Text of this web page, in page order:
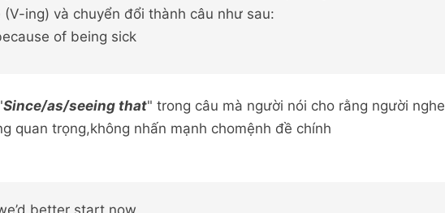
ing) và chuyển đổi thành câu như sau:
of being sick
Since/as/seeing that" trong câu mà người nói cho rằng người nghe
quan trọng,không nhấn mạnh chomệnh đề chính
better start now